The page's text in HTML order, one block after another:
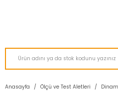
Anasayfa Ölçü ve Test Aletleri